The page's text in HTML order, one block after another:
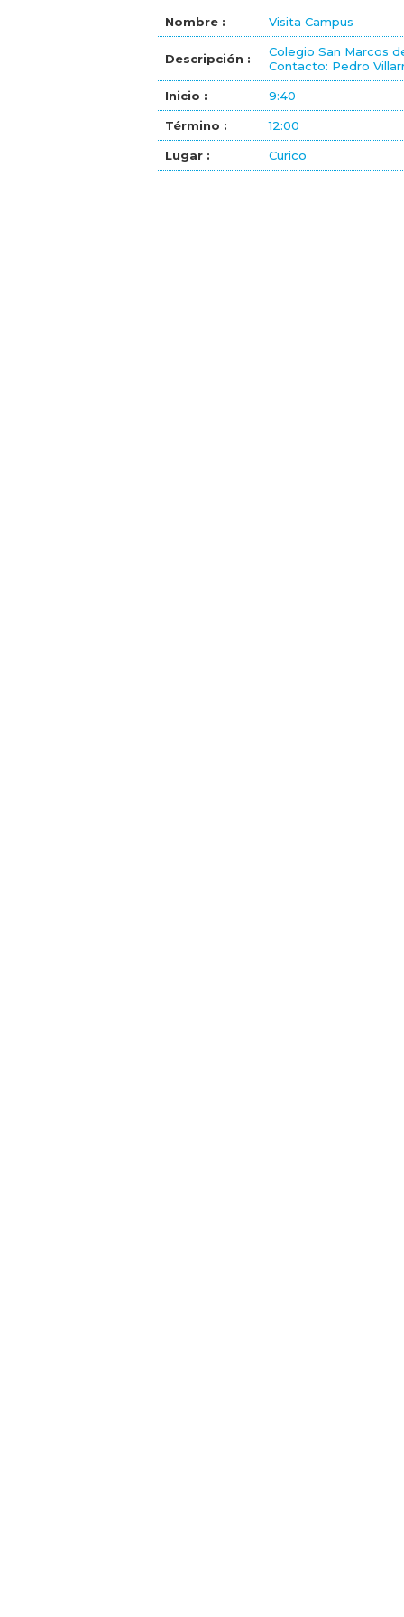
Nombre : Visita Campus
Descripción :
Colegio San Marcos
Contacto: Pedro
Inicio : 9:40
Término : 12:00
Lugar : Curico